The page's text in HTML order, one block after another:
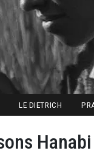
LE DIETRICH